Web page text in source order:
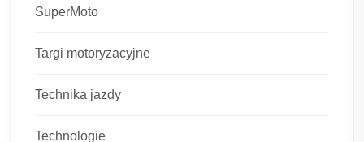
SuperMoto
Targi motoryzacyjne
Technika jazdy
Technologie